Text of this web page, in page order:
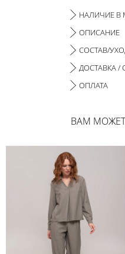
НАЛИЧИЕ В
ОПИСАНИЕ
СОСТАВ/
ДОСТАВКА /
ОПЛАТА
ВАМ